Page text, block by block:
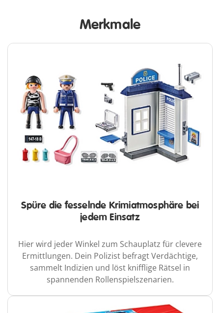
Merkmale
Spüre die fesselnde Krimiatmosphäre bei
jedem Einsatz
Hier wird jeder Winkel zum Schauplatz für clevere
Ermittlungen. Dein Polizist befragt Verdächtige,
sammelt Indizien und löst knifflige Rätsel in
spannenden Rollenspielszenarien.